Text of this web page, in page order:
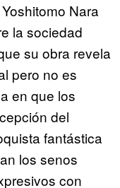
Nara
la sociedad
su obra revela
pero no es
en que los
del
fantástica
los senos
con